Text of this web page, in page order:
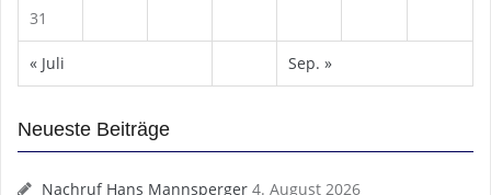
31
« Juli Sep. »
Neueste Beiträge
Nachruf Hans Mannsperger 4. August 2026